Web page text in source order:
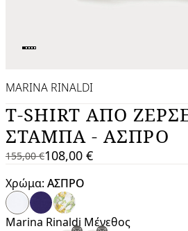
MARINA RINALDI
T-SHIRT ΑΠΌ
ΣΤΆΜΠΑ - ΑΣΠΡΟ
155,00 €
155,00
€
108,00 €
Τρέχουσα
τιμή
108,00
€
Χρώμα: ΑΣΠΡΟ
Marina Rinaldi Μέγεθος